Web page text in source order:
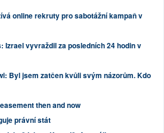
online rekruty pro sabotážní kampaň v
Izrael vyvraždil za posledních 24 hodin v
Byl jsem zatčen kvůli svým názorům. Kdo
then and now
právní stát